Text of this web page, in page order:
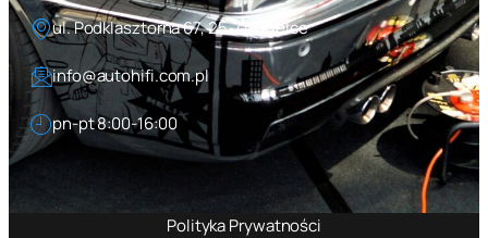
ul. Podklasztorna 67, 25-714 Kielce
info@autohifi.com.pl
pn-pt 8:00-16:00
Polityka Prywatności